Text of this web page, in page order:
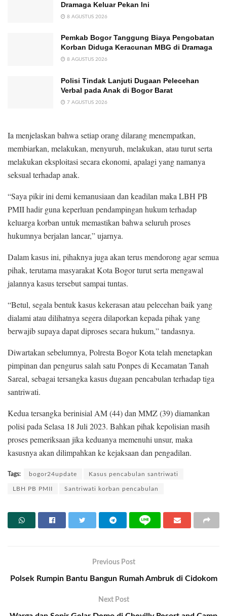
Dramaga Keluar Pekan Ini
8 AGUSTUS 2026
Pemkab Bogor Tanggung Biaya Pengobatan
Korban Diduga Keracunan MBG di Dramaga
8 AGUSTUS 2026
Polisi Tindak Lanjuti Dugaan Pelecehan
Verbal pada Anak di Bogor Barat
7 AGUSTUS 2026
Ia menjelaskan bahwa setiap orang dilarang menempatkan,
membiarkan, melakukan, menyuruh, melakukan, atau turut serta
melakukan eksploitasi secara ekonomi, apalagi yang namanya
seksual terhadap anak.
“Saya pikir ini demi kemanusiaan dan keadilan maka LBH PB
PMII hadir guna keperluan pendampingan hukum terhadap
keluarga korban untuk memastikan bahwa seluruh proses
hukumnya berjalan lancar,” ujarnya.
Dalam kasus ini, pihaknya juga akan terus mendorong agar semua
pihak, terutama masyarakat Kota Bogor turut serta mengawal
jalannya kasus tersebut sampai tuntas.
“Betul, segala bentuk kasus kekerasan atau pelecehan baik yang
dialami atau dilihatnya segera dilaporkan kepada pihak yang
berwajib supaya dapat diproses secara hukum,” tandasnya.
Diwartakan sebelumnya, Polresta Bogor Kota telah menetapkan
pimpinan dan pengurus salah satu Ponpes di Kecamatan Tanah
Sareal, sebagai tersangka kasus dugaan pencabulan terhadap tiga
santriwati.
Kedua tersangka berinisial AM (44) dan MMZ (39) diamankan
polisi pada Selasa 18 Juli 2023. Bahkan pihak kepolisian masih
proses pemeriksaan jika keduanya memenuhi unsur, maka
kasusnya akan dilimpahkan ke kejaksaan dan pengadilan.
Tags: bogor24update Kasus pencabulan santriwati
LBH PB PMII Santriwati korban pencabulan
Previous Post
Polsek Rumpin Bantu Bangun Rumah Ambruk di Cidokom
Next Post